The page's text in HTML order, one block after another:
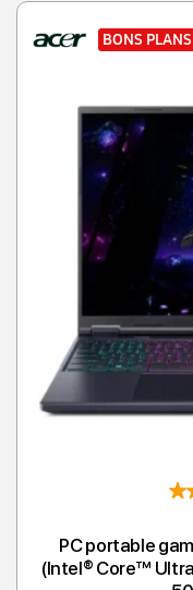
BONS PLANS
PC portable
(Intel® Core™